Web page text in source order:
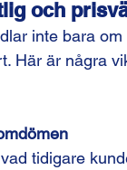
och
inte bara
Här är några
tidigare